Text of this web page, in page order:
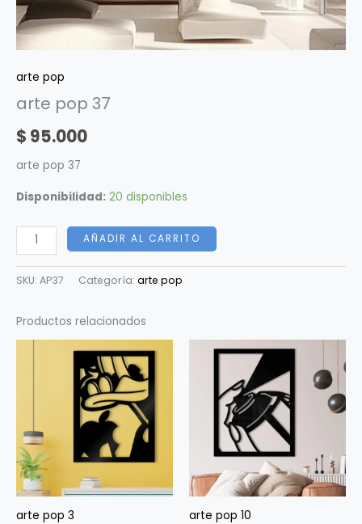
arte pop
arte pop 37
$ 95.000
arte pop 37
Disponibilidad: 20 disponibles
AÑADIR AL CARRITO
SKU: AP37 Categoría: arte pop
Productos relacionados
arte pop 3 arte pop 10